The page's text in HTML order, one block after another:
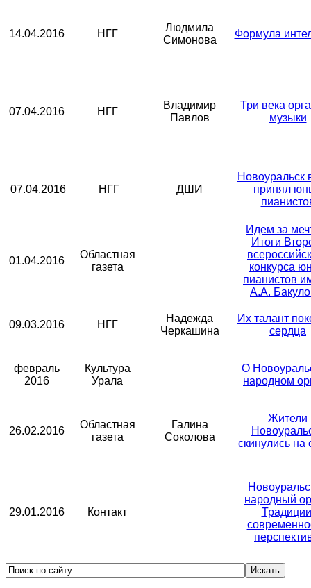
14.04.2016 НГГ
Людмила
Симонова
Формула
07.04.2016 НГГ
Владимир
Павлов
Три века
музыки
07.04.2016 НГГ ДШИ
Новоуральск
принял
01.04.2016
Областная
газета
Идем за
Итоги
конкурса
пианистов
А.А.
09.03.2016 НГГ
Надежда
Черкашина
Их талант
сердца
февраль
2016
Культура
Урала
О
народном
26.02.2016
Областная
газета
Галина
Соколова
Жители
скинулись на
29.01.2016 Контакт
народный